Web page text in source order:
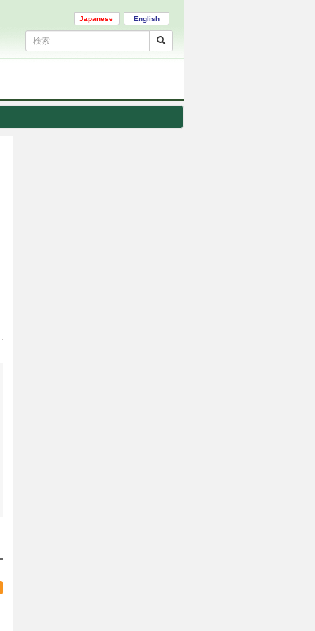
Japanese English